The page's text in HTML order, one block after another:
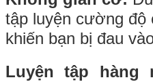
tập luyện cường độ
khiến bạn bị đau
Luyện tập hàng